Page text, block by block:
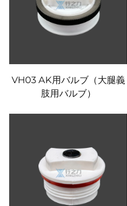
VH03 AK用バルブ（大腿義
肢用バルブ）